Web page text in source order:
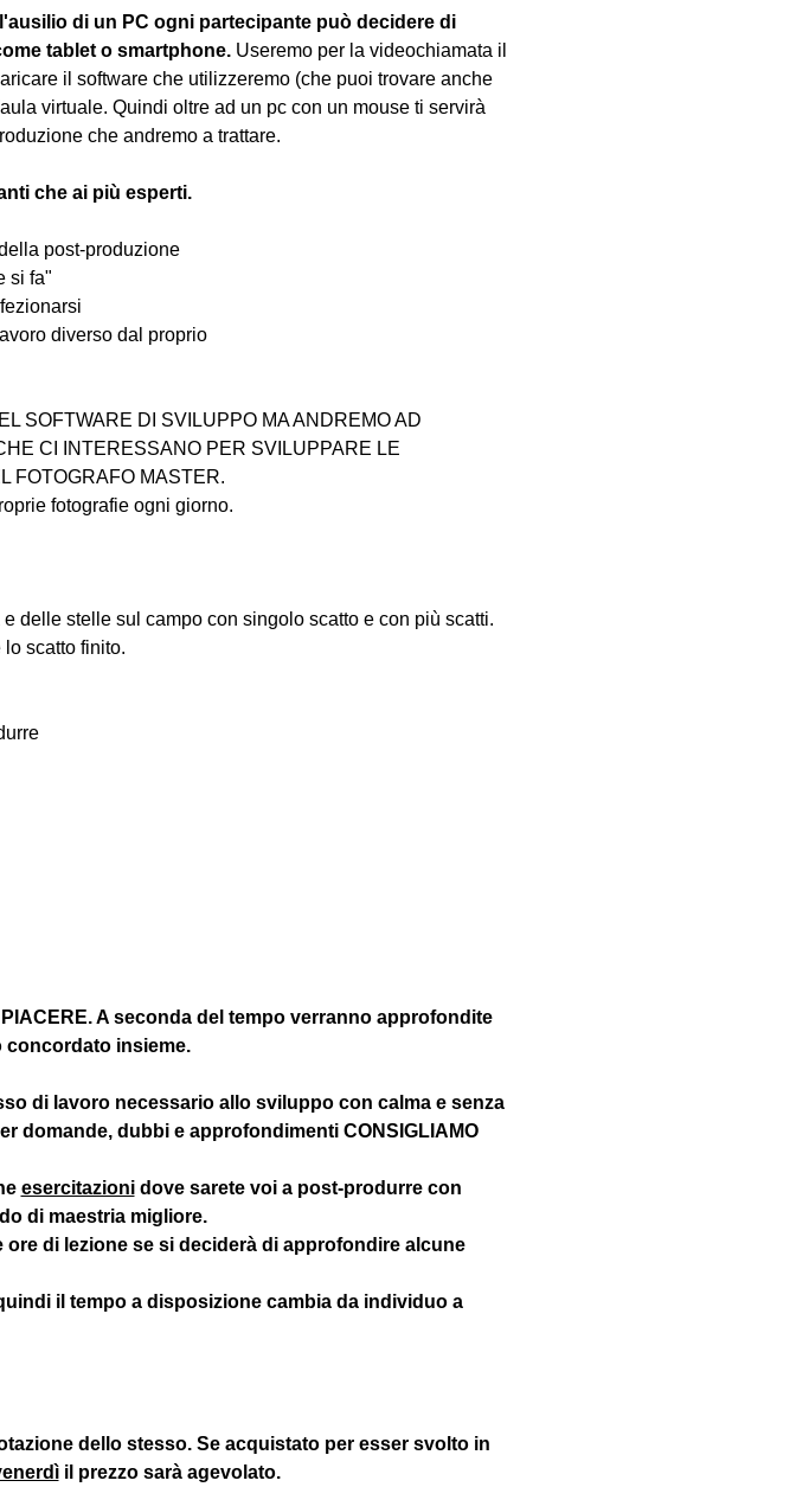
di un PC ogni partecipante può decidere di
tablet o smartphone. Useremo per la videochiamata il
il software che utilizzeremo (che puoi trovare anche
virtuale. Quindi oltre ad un pc con un mouse ti servirà
che andremo a trattare.
che ai più esperti.
post-produzione
si fa"
diverso dal proprio
SOFTWARE DI SVILUPPO MA ANDREMO AD
CI INTERESSANO PER SVILUPPARE LE
FOTOGRAFO MASTER.
fotografie ogni giorno.
delle stelle sul campo con singolo scatto e con più scatti.
scatto finito.
PIACERE. A seconda del tempo verranno approfondite
concordato insieme.
di lavoro necessario allo sviluppo con calma e senza
domande, dubbi e approfondimenti CONSIGLIAMO
esercitazioni dove sarete voi a post-produrre con
di maestria migliore.
di lezione se si deciderà di approfondire alcune
il tempo a disposizione cambia da individuo a
dello stesso. Se acquistato per esser svolto in
il prezzo sarà agevolato.